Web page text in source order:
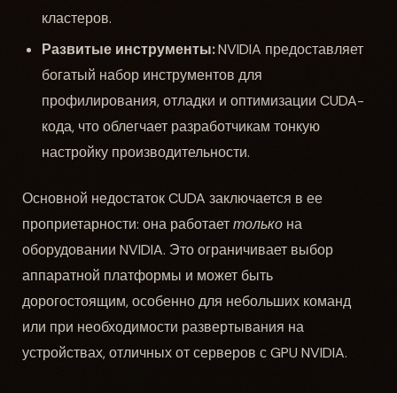
кластеров.
Развитые инструменты:NVIDIA предоставляет
богатый набор инструментов для
профилирования, отладки и оптимизации CUDA-
кода, что облегчает разработчикам тонкую
настройку производительности.
Основной недостаток CUDA заключается в ее
проприетарности: она работаеттолькона
оборудовании NVIDIA. Это ограничивает выбор
аппаратной платформы и может быть
дорогостоящим, особенно для небольших команд
или при необходимости развертывания на
устройствах, отличных от серверов с GPU NVIDIA.